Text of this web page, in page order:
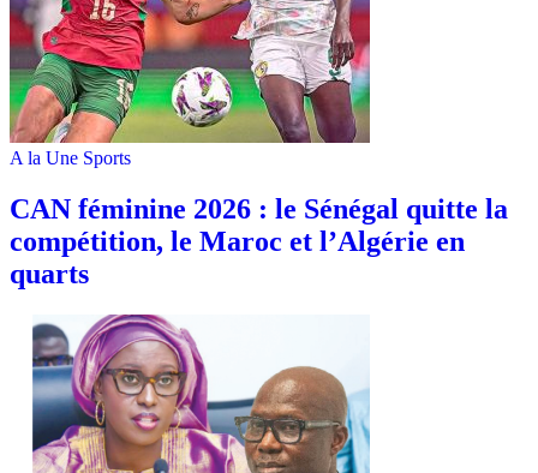
A la Une Sports
‎CAN féminine 2026 : le Sénégal quitte la
compétition, le Maroc et l’Algérie en
quarts